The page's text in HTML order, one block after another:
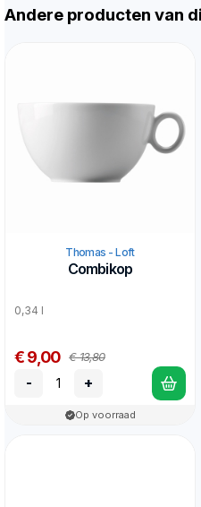
Andere producten van
Thomas - Loft
Combikop
0,34 l
€ 9,00 € 13,80
- +
Op voorraad